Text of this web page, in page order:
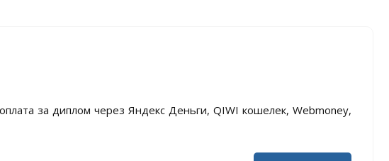
за диплом через Яндекс Деньги, QIWI кошелек, Webmoney,